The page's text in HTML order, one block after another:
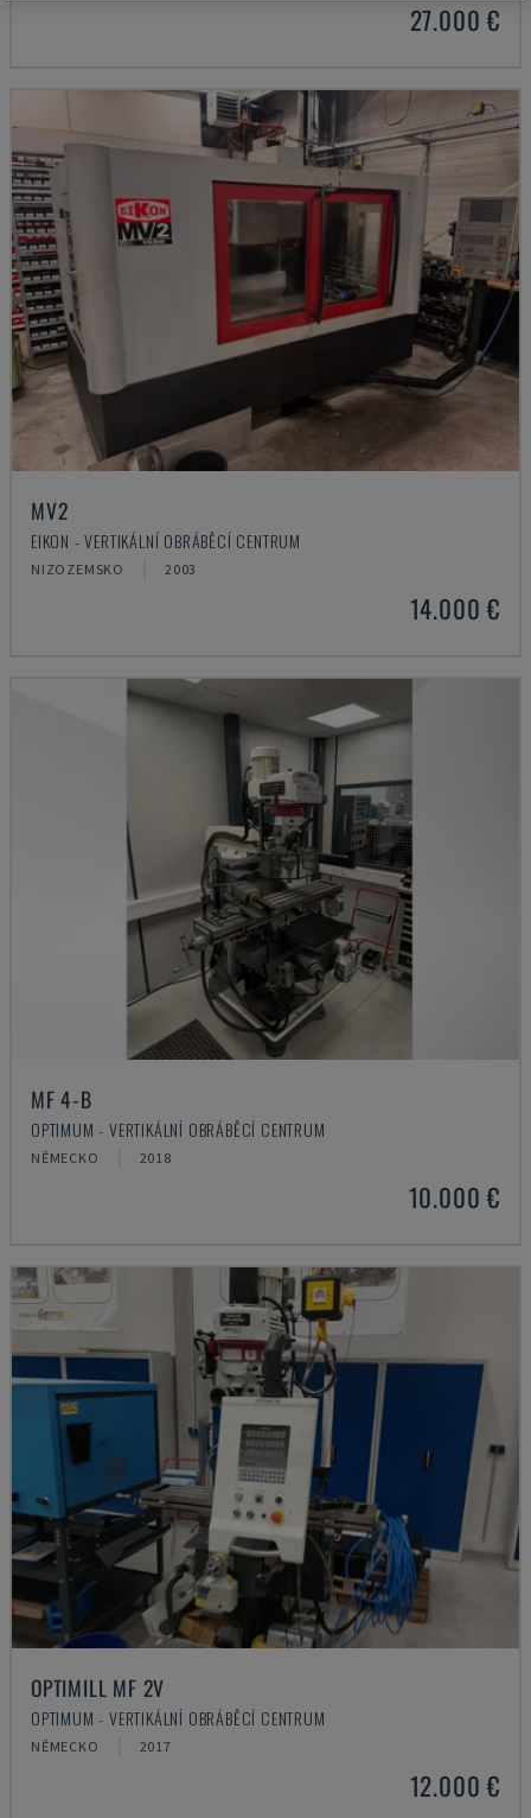
27.000 €
MV2
EIKON - VERTIKÁLNÍ OBRÁBĚCÍ CENTRUM
NIZOZEMSKO 2003
14.000 €
MF 4-B
OPTIMUM - VERTIKÁLNÍ OBRÁBĚCÍ CENTRUM
NĚMECKO 2018
10.000 €
OPTIMILL MF 2V
OPTIMUM - VERTIKÁLNÍ OBRÁBĚCÍ CENTRUM
NĚMECKO 2017
12.000 €